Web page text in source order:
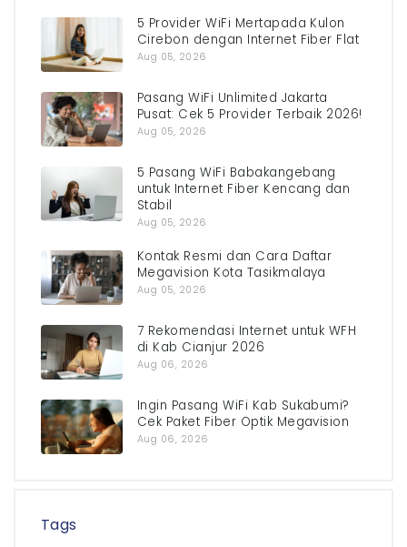
5 Provider WiFi Mertapada Kulon
Cirebon dengan Internet Fiber Flat
Aug 05, 2026
Pasang WiFi Unlimited Jakarta
Pusat: Cek 5 Provider Terbaik 2026!
Aug 05, 2026
5 Pasang WiFi Babakangebang
untuk Internet Fiber Kencang dan
Stabil
Aug 05, 2026
Kontak Resmi dan Cara Daftar
Megavision Kota Tasikmalaya
Aug 05, 2026
7 Rekomendasi Internet untuk WFH
di Kab Cianjur 2026
Aug 06, 2026
Ingin Pasang WiFi Kab Sukabumi?
Cek Paket Fiber Optik Megavision
Aug 06, 2026
Tags